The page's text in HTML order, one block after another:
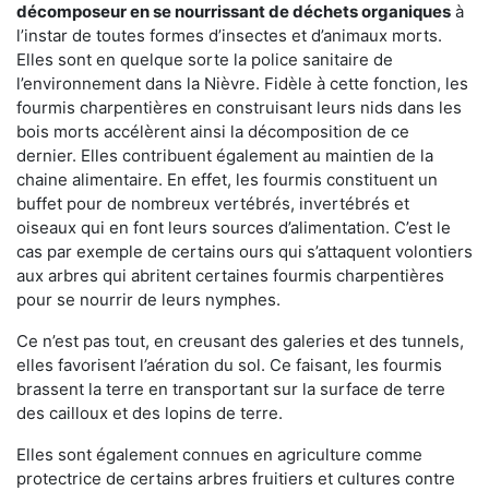
décomposeur en se nourrissant de déchets organiques à
l’instar de toutes formes d’insectes et d’animaux morts.
Elles sont en quelque sorte la police sanitaire de
l’environnement dans la Nièvre. Fidèle à cette fonction, les
fourmis charpentières en construisant leurs nids dans les
bois morts accélèrent ainsi la décomposition de ce
dernier. Elles contribuent également au maintien de la
chaine alimentaire. En effet, les fourmis constituent un
buffet pour de nombreux vertébrés, invertébrés et
oiseaux qui en font leurs sources d’alimentation. C’est le
cas par exemple de certains ours qui s’attaquent volontiers
aux arbres qui abritent certaines fourmis charpentières
pour se nourrir de leurs nymphes.
Ce n’est pas tout, en creusant des galeries et des tunnels,
elles favorisent l’aération du sol. Ce faisant, les fourmis
brassent la terre en transportant sur la surface de terre
des cailloux et des lopins de terre.
Elles sont également connues en agriculture comme
protectrice de certains arbres fruitiers et cultures contre